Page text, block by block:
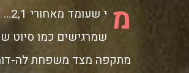
מ
י
שמרגישים כמו סיוט
מתקפה מצד משפחת לה-